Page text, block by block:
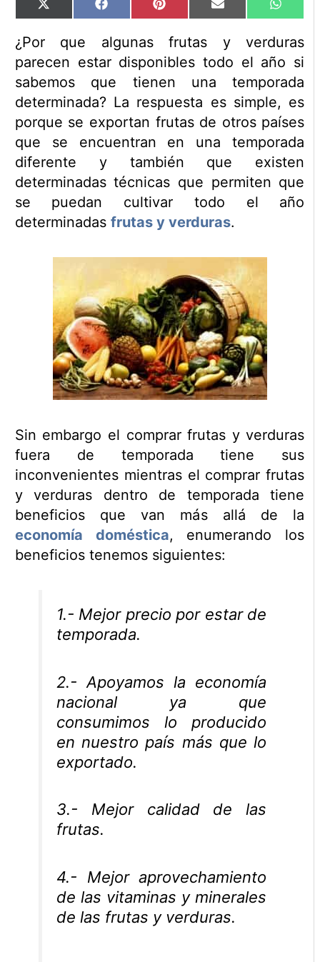
Compartir
en
X
(Twitter)
Compartir
en
Facebook Compartir
en
Pinterest Compartir
en
Email
en
¿Por que algunas frutas y verduras
parecen estar disponibles todo el año si
sabemos que tienen una temporada
determinada? La respuesta es simple, es
porque se exportan frutas de otros países
que se encuentran en una temporada
diferente y también que existen
determinadas técnicas que permiten que
se puedan cultivar todo el año
determinadas frutas y verduras.
Sin embargo el comprar frutas y verduras
fuera de temporada tiene sus
inconvenientes mientras el comprar frutas
y verduras dentro de temporada tiene
beneficios que van más allá de la
economía doméstica, enumerando los
beneficios tenemos siguientes:
1.- Mejor precio por estar de
temporada.
2.- Apoyamos la economía
nacional ya que
consumimos lo producido
en nuestro país más que lo
exportado.
3.- Mejor calidad de las
frutas.
4.- Mejor aprovechamiento
de las vitaminas y minerales
de las frutas y verduras.